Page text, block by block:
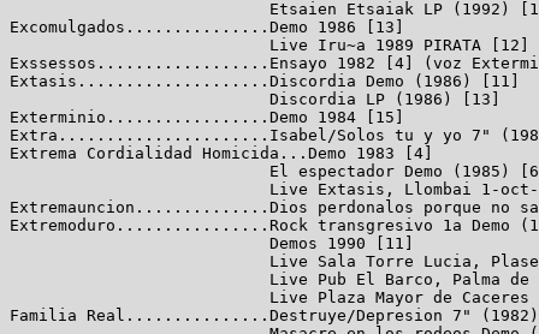
............Discordia Demo (1986) [11]
                           Discordia LP (1986) [13]
Exterminio.................Demo 1984 [15]
Extra......................Isabel/Solos tu y yo 7" (1982)
Extrema Cordialidad Homicida...Demo 1983 [4]
                           El espectador Demo (1985) [6]
                           Live Extasis, Llombai 1-oct-1983 [8]
Extremauncion..............Dios perdonalos porque no saben lo que hacen Demo (1991) [5]
Extremoduro................Rock transgresivo 1a Demo (1989) [7] (estudios duplimatic)
                           Demos 1990 [11]
                           Live Sala Torre Lucia, Plasencia 8-abr-1988 PIRATA [11]
                           Live Pub El Barco, Palma de Mallorca 17-abr-1992 VIDEO (38:13)
                           Live Plaza Mayor de Caceres 1992 VIDEO (36:36)
Familia Real...............Destruye/Depresion 7" (1982)
                           Masacre en los rodeos Demo (1982) [11]
                           Demo 1983? [3]
                           Acetato futuro Demo (1982) [9]
                           Live Concurso Lennon, La Laguna 24-oct-1982 PIRATA [7]
                           S/T CD (2014) [10]
                           Acetato de futuro, TVE (1982) VIDEO [8]
Fanaticos, Los.............El tren del rock'n'roll/Ay de mi, amor 7" (1985)
                           Esto no quedara asi 12" (1986) [7]
                           Sali del manicomio/Vampi love Demo (1987)
Farmacia De Guardia........Cazadora de cuero/Bronca callejera 7" (1982)
                           TNT punk pop 1982 CD [5] (grabaciones 1982)
                           Ella es demoledora/Soy un cadaver 7" (1985)
                           Servicios de urgencia LP (1985) [6]
                           Veneno rojo LP (1987) [10]
                           Live Radio 3 (1987) PIRATA [6]
Faros Rotos................Secuestro legal LP (1989) [10]
Fenomenos Extra~os.........Cansados de bailar bakalao Demo (1995) [12]
                           Canciones a priori Demo (1996) [13]
                           Live RNE 1996? PIRATA
Fiebre.....................S/T LP (1987) [11]
Flash Strato...............Cristales molidos 7" (1982) [3]
                           Madrid en tecnicolor/Bajo tus ruedas 12" (1983)
                           Demos 1981 [6]
Fractura The Exkafoydes....S/T CD (2007) [13]
Frank Sikiatra.............Grandes exitos Demo [17] (1997-99)
                           100x100 pure punk-rock CD [14] (1999-2002)
Frenopaticss...............Demo 1981 [7]
                           Demo 1984 [3]
Frontpilsen................Demo 1990 [4]
Fruttipulgass..............Parvulitos CD (2002) [14]
Fuerza Para Vivir..........Resignacion Demo (1996) [12]
Fuhrers, Las...............Singles y primeras grabaciones (2003) [9]
                           Experimento nuclear CD (2004) [16]
Furancho Do Vizio..........Demo 2003? [6]
Furia, La..................Por algo mas que por gusto Demo (1993) [15] (versiones de The Clash en castellano)
Galletas De Dinusaurio.....Ensayo 1988
Garage.....................1a Demo (1980) [5]
                           En movimiento 7" EP [3] (1982)
                           Quiero ser un Bogart/La ciudad 7" (1983)
                           Demo 198x [4]
                           Demos 198x [22]
                           Demo 1984 [9]
Garrote Vil (Las Palmas)...Ja ejecutando al sistema Demo (1992) [7]
                           De sol a sol desolacion LP (1996) [11]
                           Live Galdar 1992 PIRATA
Garrote Vil (Madrid).......Demo 1989 [4]
Gatillazo..................Ensayo VIDEO (1:10) (del dvd sex pastels) (Evaristo LPR)
Gazte Hilak................Demo 1983 [4]
                           Live El Garage, Bilbo ago-1985 PIRATA [7] (con Vulpess)
                           Live ETB 198x PIRATA [4]
Generacion Eskizofrenica...Demo 1999 [13]
Golpes Bajos...............No mires a los ojos de la gente 12" (1983) [5]
                           Demo 1983 [5]
Goma-2.....................Demo 1982 [4]
GRB........................Demo 1984 [7] (inedita Estudios Sonocentro)
                           Demo 1985 [18]
                           Estoy tan contento! 7" EP (1986) [7]
                           Cuentos y leyendas LP (1987) [15]
                           1984-1989 CD [40] (demo 1985, EP y LP)
                           Live Festa Major Prosperitat, Roquetas, Barcelona 4-jun-1986 PIRATA [6]
                           Live Sala Transformadors, Barcelona 1987 PIRATA [11]
Gruppo Paralelo............Directo en (Madrid) CD (2012) [13] (live Sala Wurlitzer, Madrid 28-abr-2012)
Guarriors, Los.............Odio a todo el mundo 7" EP (1995) [4]
                           Revuelta en la playa 7" EP (1996) [4]
                           Peleando a la contra LP (1996) [12]
                           City kids 7" (1997) [3]
                           Live Sala Cannonball, Terrassa 18-may-1996 PIRATA [21]
                           Live Sala Xurrut, Donosti 13-may-1995 VIDEO (36m)
Guerrilla Urbana...........Razon de Estado LP (1989) [12]
                           Escorbuto Cronico 7" EP (2011) [4]
                           Tenerife 84 Demo [6]
                           Demo 1984 [7]
                           Live La Laguna 1985 PIRATA [9]
                           Live Ecristo may-1987 PIRATA [21]
                           Live San Inazio, Bilbo 27-jul-1987 PIRATA [6]
                           Live La Guancha, Tenerife 1987 PIRATA [14]
                           Live Tejina, Tenerife 1987 PIRATA [5]
                           Live PIRATA [7]
                           Live Las Palmas 1992 PIRATA [11]
                           Live TVE-C 1990 VIDEO [11]
                           Live Sala FM, Tenerife 2002 VIDEO (1:34)
Hemorragia Social..........Demo 1986 [12]
Heriotza...................Live Lizarra 1988 PIRATA [9]
Hertzainak.................Demo 1983 [8]
                           Eh txo!/Sigarrillos amarillos 7" (1984)
                           S/T LP (1984) [10]
                           Live Intxaurrondo 14-sep-1988 VIDEO (19:23)
                           Live VIDEO
HHH........................Solidhardcore Demo (1985) [10]
                           Sin identidad Demo (1985) [21]
                           Intelectual punks 7" EP (1986) [9]
                           Demo 1986 [8]
                           Live Elorrio, Bizkaia ago-1990 PIRATA
                           Live Banyoles, Girona oct-1992 PIRATA [18]
                           Live Banyoles, Girona 199x PIRATA [19] (otro)
Hijas De Lady Di, Las......Punk asqueroso CD (2002) [10]
Hijos Del Enterrador, Los...Tu ultima casa Demo (1989) [16]
Hiperkore..................Vertigo caspo glam Demo (1995) [9]
                           Menage atroz CD (1998) [13]
                           Pierdo, luego existo CD (2001) [15]
Hot Panotxa................Deixa d'estorbar/Rock and roll C.E.M.I. 7" (1979)
Humedecidos................1982-1984 12" [11]
Identidad Zero.............1er aviso Demo (1998) [15]
Ilegales...................Revuelta juvenil en Mongolia/La pasta en la mano 7" (1982)
                           Europa ha muerto/Princesa equivocada 12" (1982)
                           S/T LP (1983) [12]
                           Agotados de esperar el fin LP (1984) [13]
                           Todos estan muertos LP (1985) [13]
                           Directo 2xLP (1986) [19] (live Mollerusa, Lleida 1-nov-1986)
                           Live RNE 31-oct-1983 PIRATA [7]
                           Live Sala Metro, Barcelona 13-ene-1984 PIRATA [20]
                           Live C.M.U. Chaminade 9-mar-1984 PIRATA
                           Live RNE 8-jul-1984 PIRATA [6]
                           Live Barcelona 7-dic-1984 PIRATA [24]
                           Live Tarragona 17-ago-1985 PIRATA
                           Live Tenerife 26-mar-1986 PIRATA
                           Live Villa de Gijon 1981 VIDEO [8]
                           Live Jai Alai, Huesca 4-feb-1984 VIDEO (8m)
                           Live Ecuador 8-oct-1987 VIDEO
                           Live Madrid 1989 VIDEO
Imperativo Legal...........De barrio LP (1992) [9]
                           Se nos va la olla LP (1995) [15]
Imperdibles................Ningun perdido puede perderse Demo (1994) [14]
In Fraganti................No tengo nada/Plata y negro 7" (1983)
Inadaptats.................Demo 1991 [10]
Incapaces..................Ningun lugar Demo (2011) [10]
Infeccion Iberica..........Voy a matar a mi jefe/Te quiero Demo (1985)
Inkubo.....................Demo 1996 [12]
                           Live Sestao 1998? PIRATA
Interterror................Demo 1982 [4]
                           Adios Lili Marleen/Felices dias en Auschwitz 7" (1982)
                           Vivos o muertos Demo (1983) [8] (live Zeleste, Barcelona 30-jun-1983)
                           S/T 12" (1985) [9] (grabado 1982)
                           Live Burjasot, Valencia 1983 PIRATA [6]
                           Live Sala Espiral, Valencia 1983 PIRATA [8]
                           Live La Gasolinera, Valencia 1984 PIRATA [10]
                           Los heroes estan cansados CD [18] (1a demo y directos)
Intolerance................Demo 1990 [16]
                           Demo 1991 [8]
                           Ensayo 1991
I~or.......................Live Donostia 1986 PIRATA [15]
I~or + Ad Hominem..........Split-LP (1987) [8+6]
Isa Y Los Antiheroes.......Demo 2004 [13]
Isidoro Y Su Coleccion De Puertas Plegables...Demo 1980 [2]
 (pre-Yo Soy Julio Cesar)  Demos 79-83 [17]
Iskanbila..................Demo 1992 [8]
                           Jaio... ta hil! CD (1996) [12]
                           Hay que machacar 7" EP (1999) [4]
Johnny Juerga Y Los Que Remontan El Pisuerga...S/T 12" (1987) [6]
Johnny Comomollo Y Sus Gangsters Del Ritmo...Por la cara/De copon 7" (1980)
                           Dias de escuela/El rock de comomollo 7" (1982)